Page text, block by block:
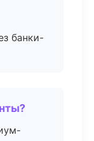
банки-